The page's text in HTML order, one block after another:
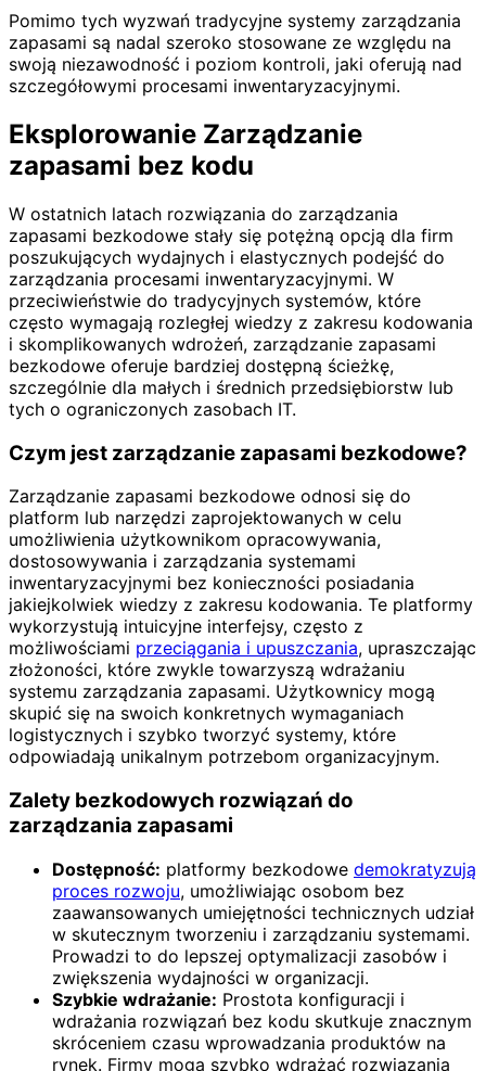
Pomimo tych wyzwań tradycyjne systemy zarządzania
zapasami są nadal szeroko stosowane ze względu na
swoją niezawodność i poziom kontroli, jaki oferują nad
szczegółowymi procesami inwentaryzacyjnymi.
Eksplorowanie Zarządzanie
zapasami bez kodu
W ostatnich latach rozwiązania do zarządzania
zapasami bezkodowe stały się potężną opcją dla firm
poszukujących wydajnych i elastycznych podejść do
zarządzania procesami inwentaryzacyjnymi. W
przeciwieństwie do tradycyjnych systemów, które
często wymagają rozległej wiedzy z zakresu kodowania
i skomplikowanych wdrożeń, zarządzanie zapasami
bezkodowe oferuje bardziej dostępną ścieżkę,
szczególnie dla małych i średnich przedsiębiorstw lub
tych o ograniczonych zasobach IT.
Czym jest zarządzanie zapasami bezkodowe?
Zarządzanie zapasami bezkodowe odnosi się do
platform lub narzędzi zaprojektowanych w celu
umożliwienia użytkownikom opracowywania,
dostosowywania i zarządzania systemami
inwentaryzacyjnymi bez konieczności posiadania
jakiejkolwiek wiedzy z zakresu kodowania. Te platformy
wykorzystują intuicyjne interfejsy, często z
możliwościami przeciągania i upuszczania, upraszczając
złożoności, które zwykle towarzyszą wdrażaniu
systemu zarządzania zapasami. Użytkownicy mogą
skupić się na swoich konkretnych wymaganiach
logistycznych i szybko tworzyć systemy, które
odpowiadają unikalnym potrzebom organizacyjnym.
Zalety bezkodowych rozwiązań do
zarządzania zapasami
Dostępność: platformy bezkodowe demokratyzują
proces rozwoju, umożliwiając osobom bez
zaawansowanych umiejętności technicznych udział
w skutecznym tworzeniu i zarządzaniu systemami.
Prowadzi to do lepszej optymalizacji zasobów i
zwiększenia wydajności w organizacji.
Szybkie wdrażanie: Prostota konfiguracji i
wdrażania rozwiązań bez kodu skutkuje znacznym
skróceniem czasu wprowadzania produktów na
rynek. Firmy mogą szybko wdrażać rozwiązania